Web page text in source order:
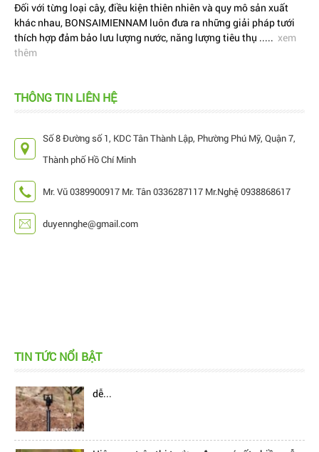
Đối với từng loại cây, điều kiện thiên nhiên và quy mô sản xuất
khác nhau, BONSAIMIENNAM luôn đưa ra những giải pháp tưới
thích hợp đảm bảo lưu lượng nước, năng lượng tiêu thụ ..... xem
thêm
THÔNG TIN LIÊN HỆ
Số 8 Đường số 1, KDC Tân Thành Lập, Phường Phú Mỹ, Quận 7,
Thành phố Hồ Chí Minh
Mr. Vũ 0389900917 Mr. Tân 0336287117 Mr.Nghệ 0938868617
duyennghe@gmail.com
TIN TỨC NỔI BẬT
Hiện nay, trên thị trường đang có rất nhiều mẫu